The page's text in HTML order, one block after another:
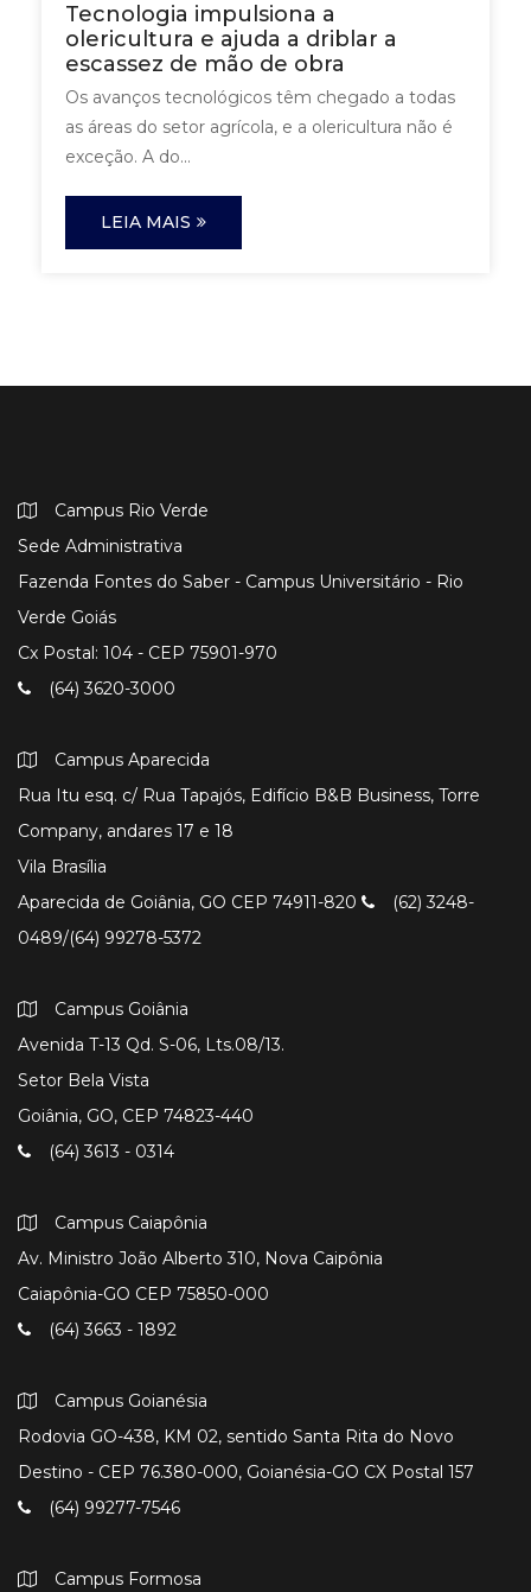
Tecnologia impulsiona a
olericultura e ajuda a driblar a
escassez de mão de obra
Os avanços tecnológicos têm chegado a todas
as áreas do setor agrícola, e a olericultura não é
exceção. A do...
LEIA MAIS
Campus Rio Verde
Sede Administrativa
Fazenda Fontes do Saber - Campus Universitário - Rio
Verde Goiás
Cx Postal: 104 - CEP 75901-970
(64) 3620-3000
Campus Aparecida
Rua Itu esq. c/ Rua Tapajós, Edifício B&B Business, Torre
Company, andares 17 e 18
Vila Brasília
Aparecida de Goiânia, GO CEP 74911-820
(62) 3248-
0489/(64) 99278-5372
Campus Goiânia
Avenida T-13 Qd. S-06, Lts.08/13.
Setor Bela Vista
Goiânia, GO, CEP 74823-440
(64) 3613 - 0314
Campus Caiapônia
Av. Ministro João Alberto 310, Nova Caipônia
Caiapônia-GO CEP 75850-000
(64) 3663 - 1892
Campus Goianésia
Rodovia GO-438, KM 02, sentido Santa Rita do Novo
Destino - CEP 76.380-000, Goianésia-GO CX Postal 157
(64) 99277-7546
Campus Formosa